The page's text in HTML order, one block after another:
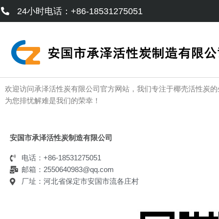
跳
至
24小时电话：+86-18531275051
欢迎访问承泽活性炭有限公司官方网站，我们专注于椰壳活性炭
为您排忧解难是我们的荣幸！
安国市承泽活性炭制造有限公司
电话：+86-18531275051
邮箱：2550640983@qq.com
厂址：河北省保定市安国市流各庄村